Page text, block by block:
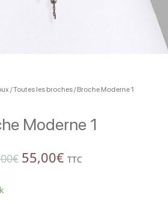
/Toutes les broches/ Broche Moderne 1
Moderne 1
€ Le
55,00€Le
TTC